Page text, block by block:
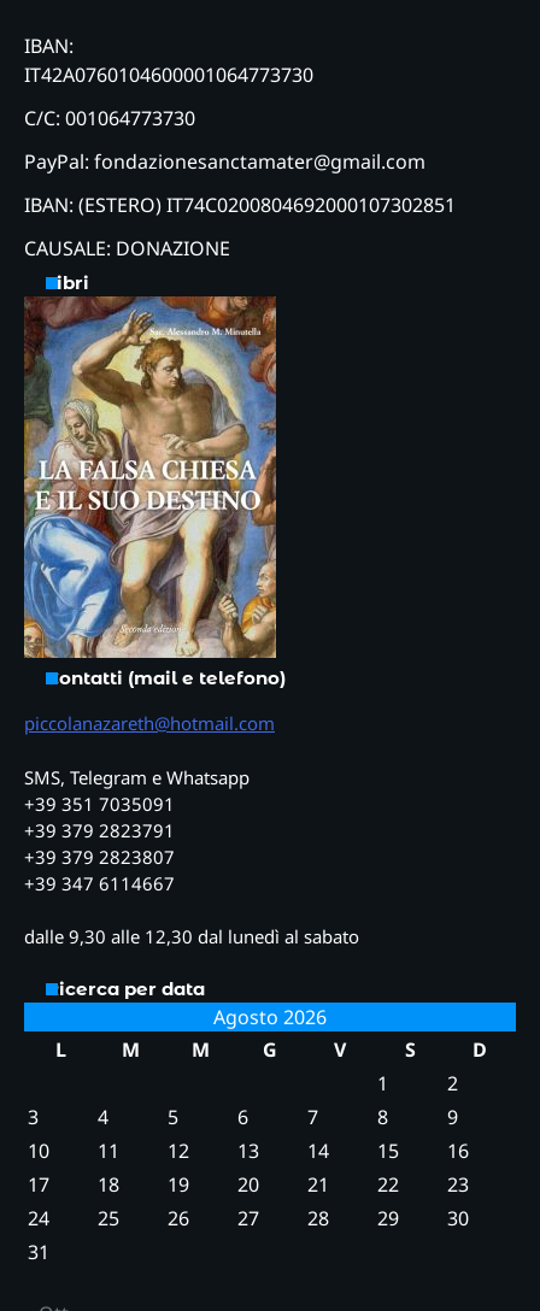
IBAN:
IT42A0760104600001064773730
C/C: 001064773730
PayPal: fondazionesanctamater@gmail.com
IBAN: (ESTERO) IT74C0200804692000107302851
CAUSALE: DONAZIONE
Libri
Contatti (mail e telefono)
piccolanazareth@hotmail.com
SMS, Telegram e Whatsapp
+39 351 7035091
+39 379 2823791
+39 379 2823807
+39 347 6114667
dalle 9,30 alle 12,30 dal lunedì al sabato
Ricerca per data
Agosto 2026
L
M M G V S
D
1
2
3
4 5 6 7 8
9
10
11 12 13 14 15
16
17
18 19 20 21 22
23
24
25 26 27 28 29
30
31